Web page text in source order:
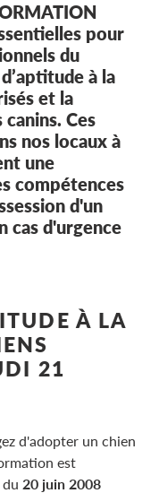
pour
du
à la
et la
Ces
nos locaux à
une
compétences
d'un
cas d'urgence
À LA
21
d'adopter un chien
est
20 juin 2008